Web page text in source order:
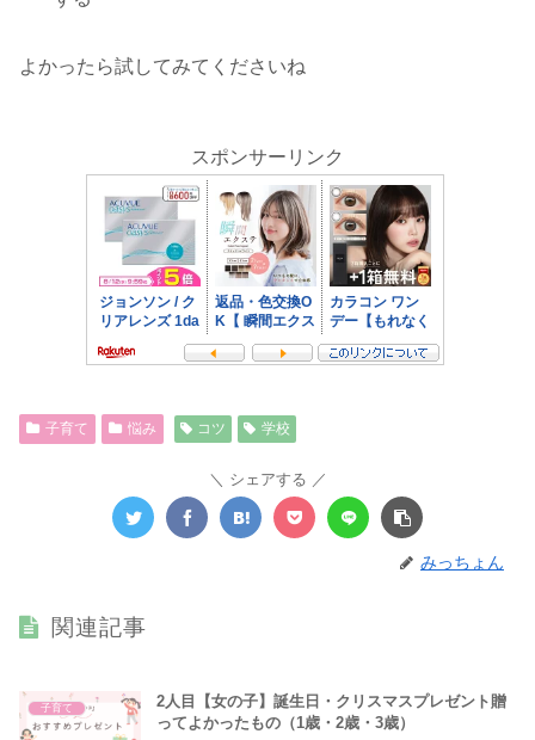
よかったら試してみてくださいね
スポンサーリンク
子育て 悩み コツ 学校
シェアする
みっちょん
関連記事
子育て
2人目【女の子】誕生日・クリスマスプレゼント贈
ってよかったもの（1歳・2歳・3歳）